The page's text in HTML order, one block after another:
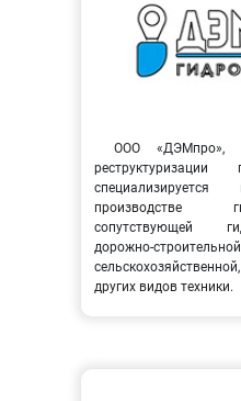
ООО «ДЭМпро»,
реструктуризации
производстве
сопутствующей
дорожно-
других видов техники.